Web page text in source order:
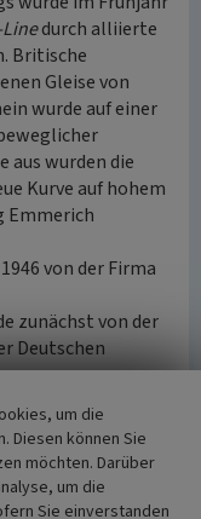
durch alliierte
Britische
Gleise von
wurde auf einer
aus wurden die
Kurve auf hohem
Emmerich
von der Firma
zunächst von der
Deutschen
den
man den
Bei
um die
Diesen können Sie
möchten. Darüber
um die
Sie einverstanden